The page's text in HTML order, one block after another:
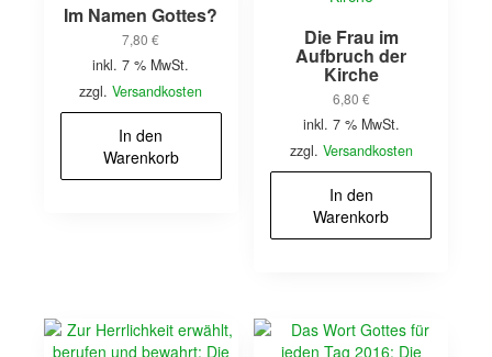
Im Namen Gottes?
7,80€
inkl. 7 % MwSt.
zzgl.Versandkosten
In den
Warenkorb
Die Frau im
Aufbruch der
Kirche
6,80 €
inkl. 7 % MwSt.
zzgl. Versandkosten
In den
Warenkorb